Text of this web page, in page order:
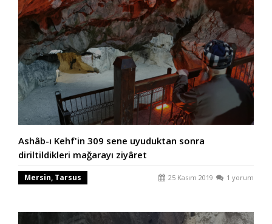
Ashâb-ı Kehf'in 309 sene uyuduktan sonra
diriltildikleri mağarayı ziyâret
Mersin, Tarsus 25 Kasım 2019 1 yorum